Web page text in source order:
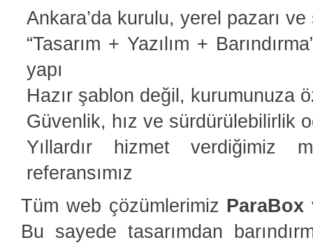
Ankara’da kurulu, yerel pazarı
“Tasarım + Yazılım +
yapı
Hazır şablon değil, kurumunuza
Güvenlik, hız ve sürdürülebilirlik
Yıllardır hizmet verdiğimiz
referansımız
Tüm web çözümlerimiz ParaBox
Bu sayede tasarımdan